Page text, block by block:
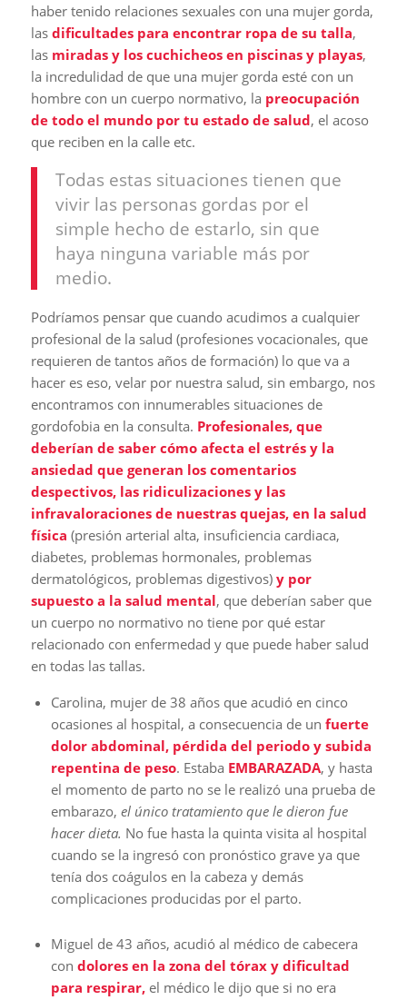
haber tenido relaciones sexuales con una mujer gorda,
las dificultades para encontrar ropa de su talla,
las miradas y los cuchicheos en piscinas y playas,
la incredulidad de que una mujer gorda esté con un
hombre con un cuerpo normativo, la preocupación
de todo el mundo por tu estado de salud, el acoso
que reciben en la calle etc.
Todas estas situaciones tienen que
vivir las personas gordas por el
simple hecho de estarlo, sin que
haya ninguna variable más por
medio.
Podríamos pensar que cuando acudimos a cualquier
profesional de la salud (profesiones vocacionales, que
requieren de tantos años de formación) lo que va a
hacer es eso, velar por nuestra salud, sin embargo, nos
encontramos con innumerables situaciones de
gordofobia en la consulta. Profesionales, que
deberían de saber cómo afecta el estrés y la
ansiedad que generan los comentarios
despectivos, las ridiculizaciones y las
infravaloraciones de nuestras quejas, en la salud
física (presión arterial alta, insuficiencia cardiaca,
diabetes, problemas hormonales, problemas
dermatológicos, problemas digestivos) y por
supuesto a la salud mental, que deberían saber que
un cuerpo no normativo no tiene por qué estar
relacionado con enfermedad y que puede haber salud
en todas las tallas.
Carolina, mujer de 38 años que acudió en cinco
ocasiones al hospital, a consecuencia de un fuerte
dolor abdominal, pérdida del periodo y subida
repentina de peso. Estaba EMBARAZADA, y hasta
el momento de parto no se le realizó una prueba de
embarazo, el único tratamiento que le dieron fue
hacer dieta. No fue hasta la quinta visita al hospital
cuando se la ingresó con pronóstico grave ya que
tenía dos coágulos en la cabeza y demás
complicaciones producidas por el parto.
Miguel de 43 años, acudió al médico de cabecera
con dolores en la zona del tórax y dificultad
para respirar,el médico le dijo que si no era